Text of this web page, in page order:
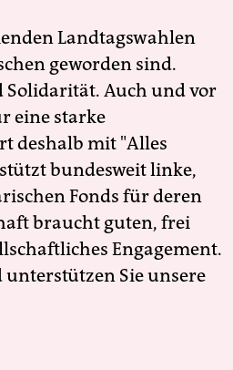
Landtagswahlen
geworden sind.
Solidarität. Auch und vor
eine starke
deshalb mit "Alles
bundesweit linke,
Fonds für deren
braucht guten, frei
Engagement.
unterstützen Sie unsere